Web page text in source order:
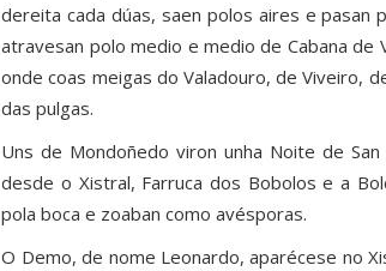
dereita cada dúas, saen polos aires e pasan
atravesan polo medio e medio de Cabana de
onde coas meigas do Valadouro, de Viveiro,
das pulgas.
Uns de Mondoñedo viron unha Noite de
desde o Xistral, Farruca dos Bobolos e a
pola boca e zoaban como avésporas.
O Demo, de nome Leonardo, aparécese no